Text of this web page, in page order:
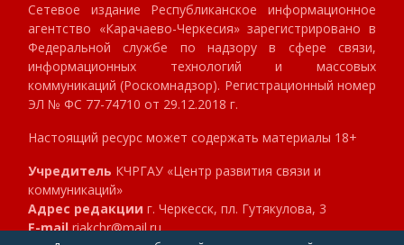
Сетевое издание Республиканское информационное
агентство «Карачаево-Черкесия» зарегистрировано в
Федеральной службе по надзору в сфере связи,
информационных технологий и массовых
коммуникаций (Роскомнадзор). Регистрационный номер
ЭЛ № ФС 77-74710 от 29.12.2018 г.
Настоящий ресурс может содержать материалы 18+
Учредитель КЧРГАУ «Центр развития связи и
коммуникаций»
Адрес редакции г. Черкесск, пл. Гутякулова, 3
E-mailriakchr@mail.ru